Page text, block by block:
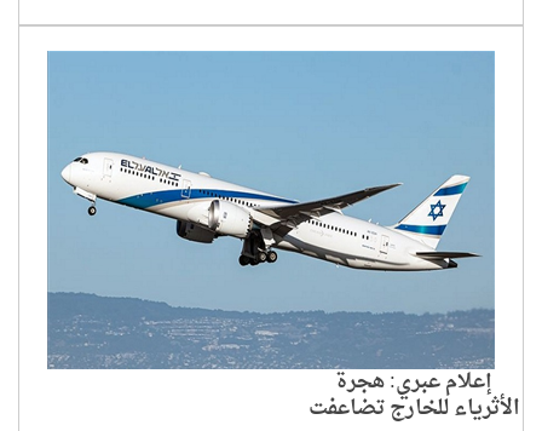
إعلام عبري: هجرة
الأثرياء للخارج تضاعفت